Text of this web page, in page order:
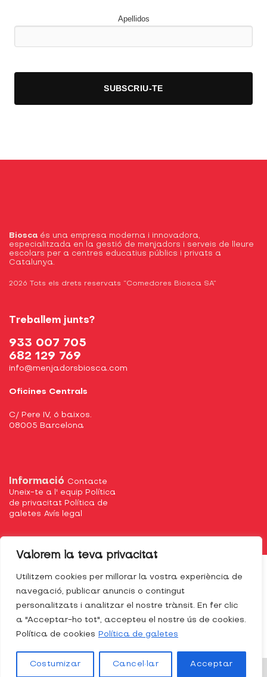
Valorem la teva privacitat
Utilitzem cookies per millorar la vostra experiència de
navegació, publicar anuncis o contingut
personalitzats i analitzar el nostre trànsit. En fer clic
a "Acceptar-ho tot", accepteu el nostre ús de cookies.
Política de cookies
Política de galetes
Costumizar Cancel·lar Acceptar
Apellidos
Biosca és una empresa moderna i innovadora,
especialitzada en la gestió de menjadors i serveis de lleure
escolars per a centres educatius públics i privats a
Catalunya.
2026 Tots els drets reservats “Comedores Biosca SA”
Treballem junts?
933 007 705
682 129 769
info@menjadorsbiosca.com
Oficines Centrals
C/ Pere IV, 6 baixos.
08005 Barcelona
Informació Contacte
Uneix-te a l' equip Política
de privacitat Política de
galetes Avís legal